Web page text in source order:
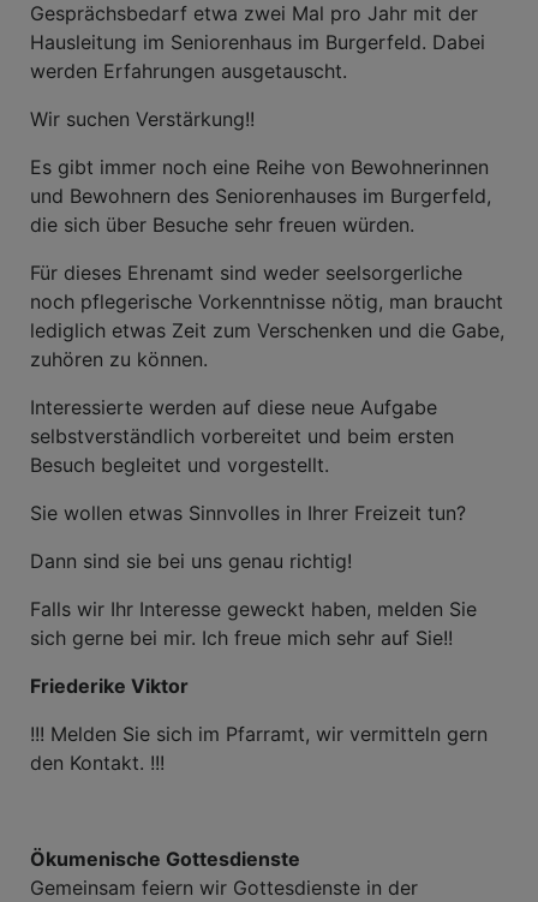
Gesprächsbedarf etwa zwei Mal pro Jahr mit der
Hausleitung im Seniorenhaus im Burgerfeld. Dabei
werden Erfahrungen ausgetauscht.
Wir suchen Verstärkung!!
Es gibt immer noch eine Reihe von Bewohnerinnen
und Bewohnern des Seniorenhauses im Burgerfeld,
die sich über Besuche sehr freuen würden.
Für dieses Ehrenamt sind weder seelsorgerliche
noch pflegerische Vorkenntnisse nötig, man braucht
lediglich etwas Zeit zum Verschenken und die Gabe,
zuhören zu können.
Interessierte werden auf diese neue Aufgabe
selbstverständlich vorbereitet und beim ersten
Besuch begleitet und vorgestellt.
Sie wollen etwas Sinnvolles in Ihrer Freizeit tun?
Dann sind sie bei uns genau richtig!
Falls wir Ihr Interesse geweckt haben, melden Sie
sich gerne bei mir. Ich freue mich sehr auf Sie!!
Friederike Viktor
!!! Melden Sie sich im Pfarramt, wir vermitteln gern
den Kontakt. !!!
Ökumenische Gottesdienste
Gemeinsam feiern wir Gottesdienste in der